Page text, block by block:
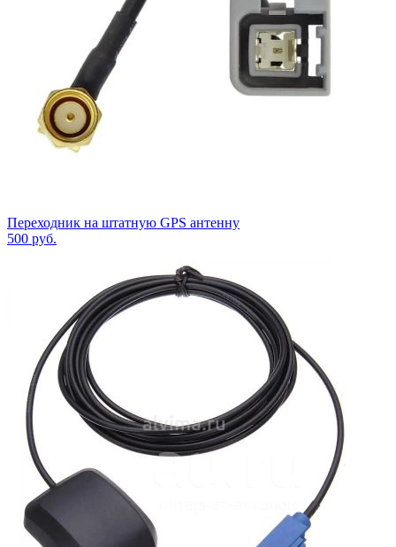
Переходник на штатную GPS антенну
500 руб.